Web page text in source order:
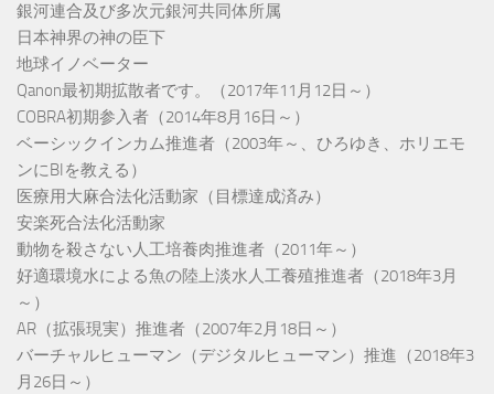
銀河連合及び多次元銀河共同体所属
日本神界の神の臣下
地球イノベーター
Qanon最初期拡散者です。（2017年11月12日～）
COBRA初期参入者（2014年8月16日～）
ベーシックインカム推進者（2003年～、ひろゆき、ホリエモ
ンにBIを教える）
医療用大麻合法化活動家（目標達成済み）
安楽死合法化活動家
動物を殺さない人工培養肉推進者（2011年～）
好適環境水による魚の陸上淡水人工養殖推進者（2018年3月
～）
AR（拡張現実）推進者（2007年2月18日～）
バーチャルヒューマン（デジタルヒューマン）推進（2018年3
月26日～）